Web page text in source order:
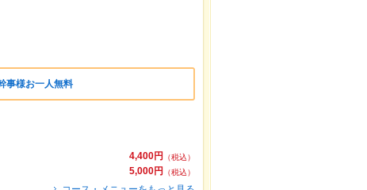
事様お一人無料
4,400円
（税込）
5,000円
（税込）